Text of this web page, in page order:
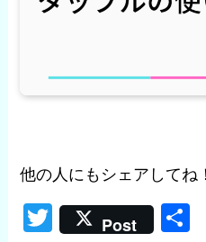
他の人にもシェアしてね！
T
Post